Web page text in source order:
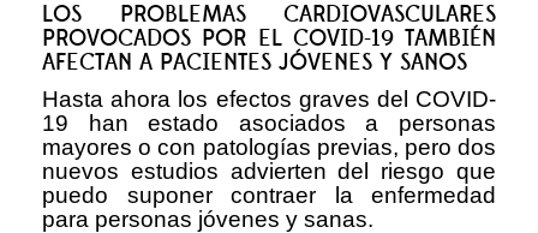
LOS PROBLEMAS CARDIOVASCULARES
PROVOCADOS POR EL COVID-19 TAMBIÉN
AFECTAN A PACIENTES JÓVENES Y SANOS
Hasta ahora los efectos graves del COVID-
19 han estado asociados a personas
mayores o con patologías previas, pero dos
nuevos estudios advierten del riesgo que
puedo suponer contraer la enfermedad
para personas jóvenes y sanas.